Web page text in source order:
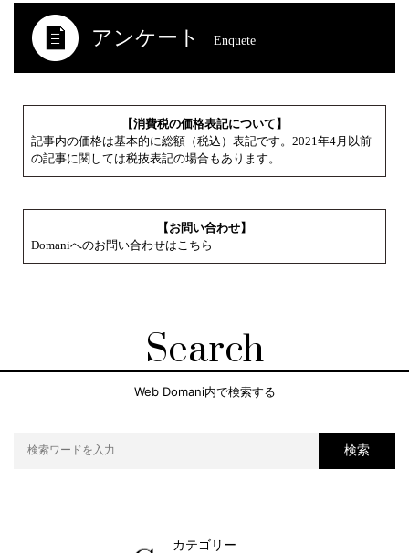
アンケート Enquete
【消費税の価格表記について】
記事内の価格は基本的に総額（税込）表記です。2021年4月以前
の記事に関しては税抜表記の場合もあります。
【お問い合わせ】
Domaniへのお問い合わせはこちら
Search
Web Domani内で検索する
検索
カテゴリー